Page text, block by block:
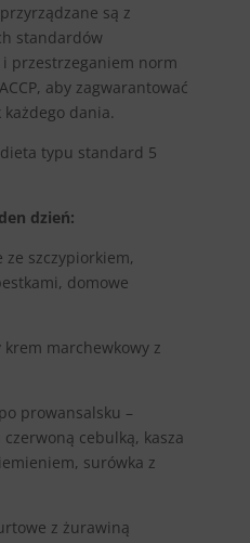
są z
standardów
przestrzeganiem norm
aby zagwarantować
dania.
typu standard 5
dzień:
ze szczypiorkiem,
domowe
marchewkowy z
prowansalsku –
cebulką, kasza
surówka z
z żurawiną